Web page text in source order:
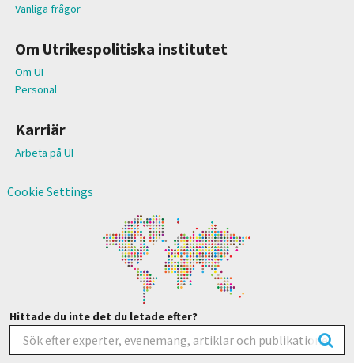
Vanliga frågor
Om Utrikespolitiska institutet
Om UI
Personal
Karriär
Arbeta på UI
Cookie Settings
Hittade du inte det du letade efter?